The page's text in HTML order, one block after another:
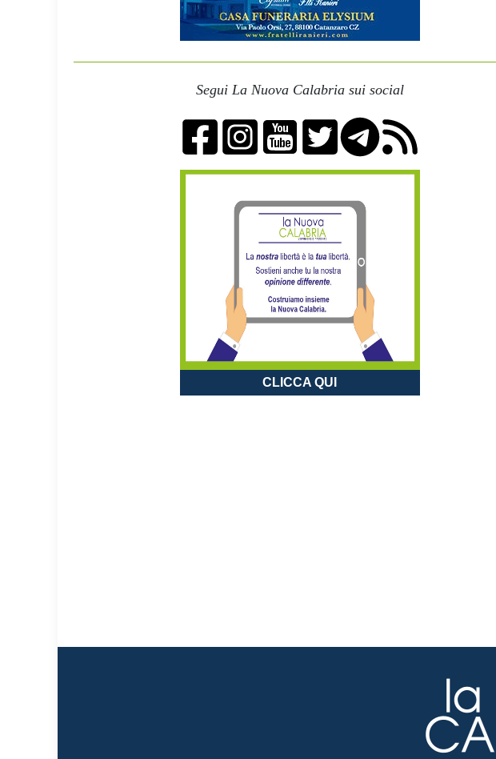
Segui La Nuova Calabria sui social
CLICCA QUI